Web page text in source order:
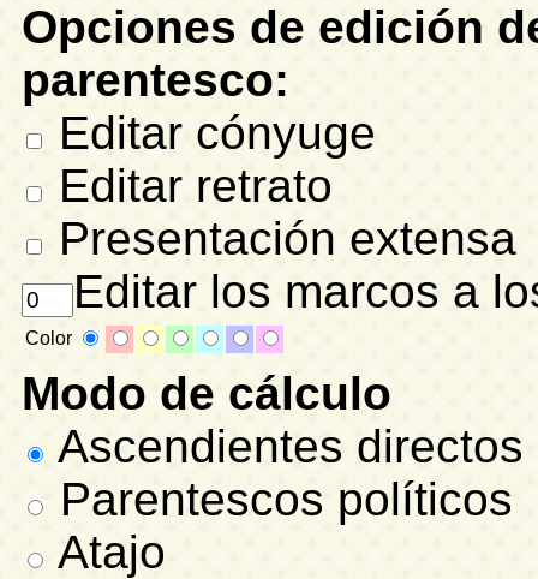
Opciones de edición
parentesco:
Editar cónyuge
Editar retrato
Presentación extensa
Editar los marcos a
Color
Modo de cálculo
Ascendientes directos
Parentescos políticos
Atajo